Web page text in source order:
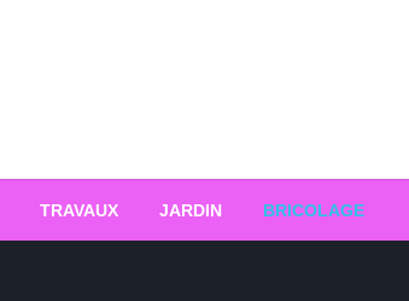
TRAVAUX JARDIN BRICOLAGE